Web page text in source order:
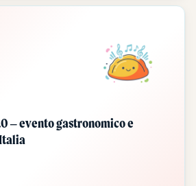
– evento gastronomico e